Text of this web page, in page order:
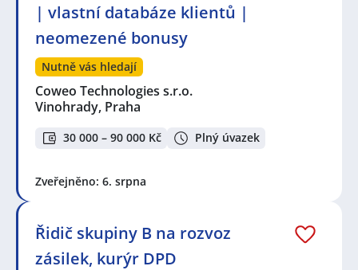
| vlastní databáze klientů |
neomezené bonusy
Nutně vás hledají
Coweo Technologies s.r.o.
Vinohrady, Praha
30 000 – 90 000 Kč Plný úvazek
Zveřejněno: 6. srpna
Řidič skupiny B na rozvoz
zásilek, kurýr DPD